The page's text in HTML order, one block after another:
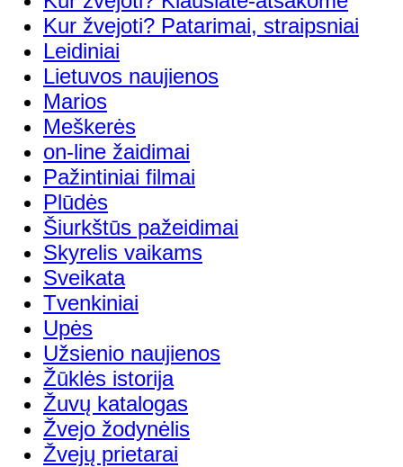
Kur žvejoti? Patarimai, straipsniai
Leidiniai
Lietuvos naujienos
Marios
Meškerės
on-line žaidimai
Pažintiniai filmai
Plūdės
Šiurkštūs pažeidimai
Skyrelis vaikams
Sveikata
Tvenkiniai
Upės
Užsienio naujienos
Žūklės istorija
Žuvų katalogas
Žvejo žodynėlis
Žvejų prietarai